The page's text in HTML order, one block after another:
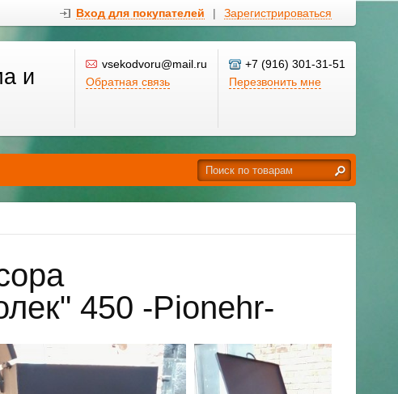
Вход для покупателей | Зарегистрироваться
и
vsekodvoru@mail.ru
Обратная связь
+7 (916) 301-31-51
Перезвонить мне
450 -Pionehr-